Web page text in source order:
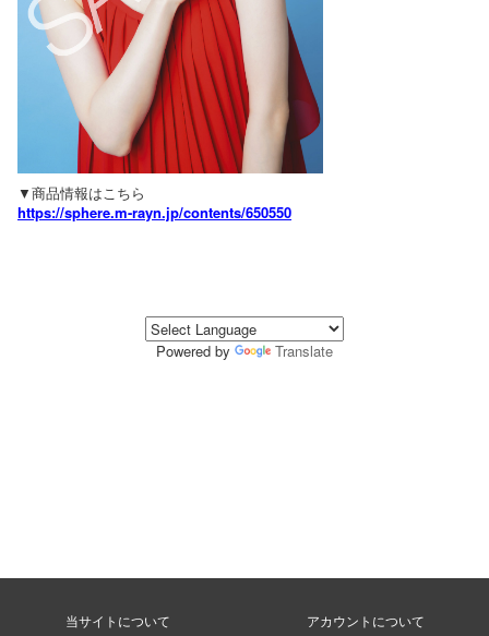
▼商品情報はこちら
https://sphere.m-rayn.jp/contents/650550
Powered by Translate
当サイトについて アカウントについて